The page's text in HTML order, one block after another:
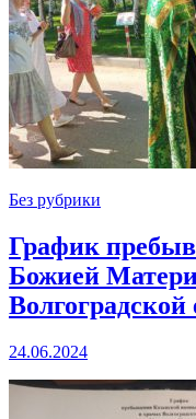
Без рубрики
График
Божией
Волгоградской
24.06.2024